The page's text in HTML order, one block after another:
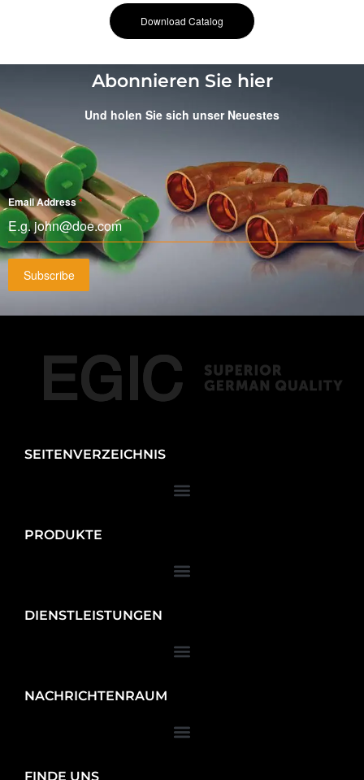
Download Catalog
Abonnieren Sie hier
Und holen Sie sich unser Neuestes
Email Address*
Subscribe
SEITENVERZEICHNIS
PRODUKTE
DIENSTLEISTUNGEN
NACHRICHTENRAUM
FINDE UNS